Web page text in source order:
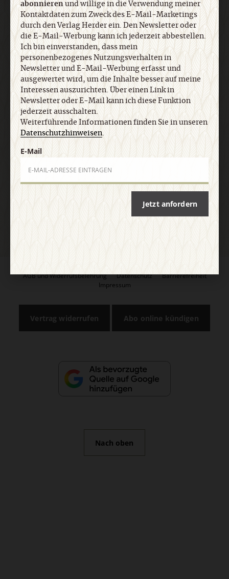
die E-Mail-Werbung kann ich jederzeit abbestellen.
Ich bin einverstanden, dass mein
personenbezogenes Nutzungsverhalten in
Newsletter und E-Mail-Werbung erfasst und
ausgewertet wird, um die Inhalte besser auf meine
Interessen auszurichten. Über einen Link in
Newsletter oder E-Mail kann ich diese Funktion
jederzeit ausschalten. Weiterführende
Informationen finden Sie in unseren
Datenschutzhinweisen .
Jetzt anmelden
AGB und Widerrufsbelehrung Datenschutz
Barrierefreiheit
Impressum
Vertrag widerrufen Abo online kündigen
Nach oben
abonnierenund willige in die Verwendung meiner
Kontaktdaten zum Zweck des E-Mail-Marketings
durch den Verlag Herder ein. Den Newsletter oder
die E-Mail-Werbung kann ich jederzeit abbestellen.
Ich bin einverstanden, dass mein
personenbezogenes Nutzungsverhalten in
Newsletter und E-Mail-Werbung erfasst und
ausgewertet wird, um die Inhalte besser auf meine
Interessen auszurichten. Über einen Link in
Newsletter oder E-Mail kann ich diese Funktion
jederzeit ausschalten.
Weiterführende Informationen finden Sie in unseren
Datenschutzhinweisen.
E-Mail
Jetzt anfordern